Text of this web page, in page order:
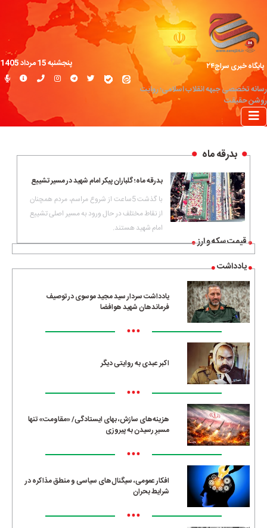
پایگاه خبری سراج۲۴
رسانه تخصصی جبهه انقلاب اسلامی؛ روایت
روشن حقیقت
پنجشنبه 15 مرداد 1405
قیمت سکه و ارز
یادداشت
یادداشت سردار سید مجید موسوی در توصیف
فرماندهان شهید هوافضا
•••
اکبر عبدی به روایتی دیگر
•••
هزینه‌های سازش، بهای ایستادگی/ «مقاومت» تنها
مسیرِ رسیدن به پیروزی
•••
افکار عمومی، سیگنال‌های سیاسی و منطق مذاکره در
شرایط بحران
•••
بدرقه ماه
بدرقه ماه؛ گلباران پیکر امام شهید در مسیر تشییع‌
با گذشت 5ساعت از شروع مراسم،‌ مردم همچنان
از نقاط مختلف در حال ورود به مسیر اصلی تشییع
امام شهید هستند.